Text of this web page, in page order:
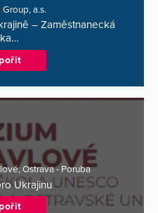
a.s.
– Zaměstnanecká
Ostrava - Poruba
Ukrajinu